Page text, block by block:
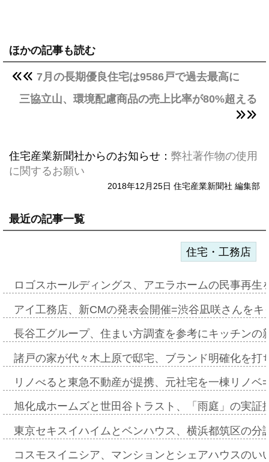
ほかの記事も読む
7月の長期優良住宅は9586戸で過去最高に
三協立山、環境配慮商品の売上比率が80%超える
住宅産業新聞社からのお知らせ： 弊社著作物の使用
に関するお願い
2018年12月25日 住宅産業新聞社 編集部
最近の記事一覧
住宅・工務店
ロゴスホールディングス、アエラホームの民事再
アイ工務店、新CMの発表会開催=渋谷凪咲さんを
長谷工グループ、住まい方調査を参考にキッチン
諸戸の家が代々木上原で邸宅、ブランド明確化を
リノべると東急不動産が提携、元社宅を一棟リノ
旭化成ホームズと世田谷トラスト、「雨庭」の実
東京セキスイハイムとベンハウス、横浜都筑区の
コスモスイニシア、マンションとシェアハウスの